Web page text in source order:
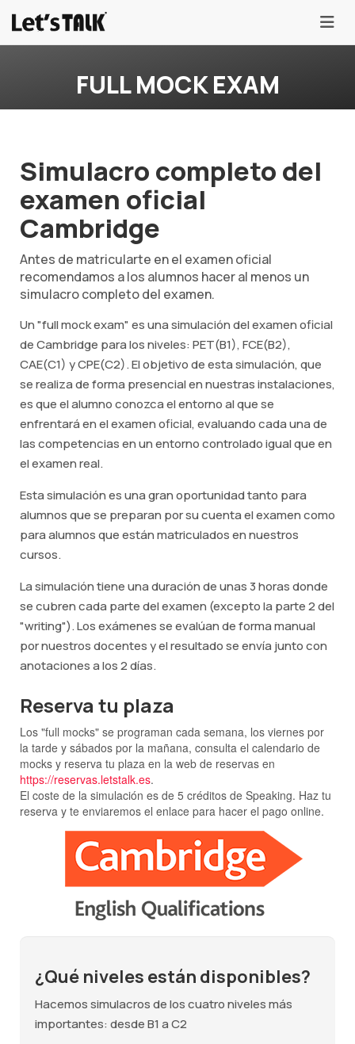
menu
FULL MOCK EXAM
Simulacro completo del
examen oficial
Cambridge
Antes de matricularte en el examen oficial
recomendamos a los alumnos hacer al menos un
simulacro completo del examen.
Un "full mock exam" es una simulación del examen oficial
de Cambridge para los niveles: PET(B1), FCE(B2),
CAE(C1) y CPE(C2). El objetivo de esta simulación, que
se realiza de forma presencial en nuestras instalaciones,
es que el alumno conozca el entorno al que se
enfrentará en el examen oficial, evaluando cada una de
las competencias en un entorno controlado igual que en
el examen real.
Esta simulación es una gran oportunidad tanto para
alumnos que se preparan por su cuenta el examen como
para alumnos que están matriculados en nuestros
cursos.
La simulación tiene una duración de unas 3 horas donde
se cubren cada parte del examen (excepto la parte 2 del
"writing"). Los exámenes se evalúan de forma manual
por nuestros docentes y el resultado se envía junto con
anotaciones a los 2 días.
Reserva tu plaza
Los "full mocks" se programan cada semana, los viernes por
la tarde y sábados por la mañana, consulta el calendario de
mocks y reserva tu plaza en la web de reservas en
https://reservas.letstalk.es.
El coste de la simulación es de 5 créditos de Speaking. Haz tu
reserva y te enviaremos el enlace para hacer el pago online.
¿Qué niveles están disponibles?
Hacemos simulacros de los cuatro niveles más
importantes: desde B1 a C2